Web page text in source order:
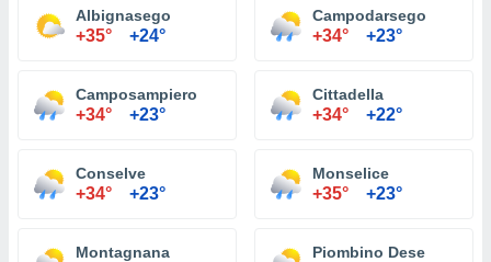
Albignasego
+35° +24°
Campodarsego
+34° +23°
Camposampiero
+34° +23°
Cittadella
+34° +22°
Conselve
+34° +23°
Monselice
+35° +23°
Montagnana Piombino Dese